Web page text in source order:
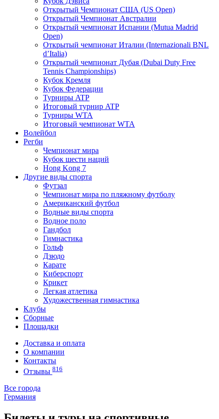
Открытый Чемпионат США (US Open)
Открытый Чемпионат Австралии
Открытый чемпионат Испании (Mutua Madrid
Open)
Открытый чемпионат Италии (Internazionali BNL
d’Italia)
Открытый чемпионат Дубая (Dubai Duty Free
Tennis Championships)
Кубок Кремля
Кубок Федерации
Турниры ATP
Итоговый турнир ATP
Турниры WTA
Итоговый чемпионат WTA
Волейбол
Регби
Чемпионат мира
Кубок шести наций
Hong Kong 7
Другие виды спорта
Футзал
Чемпионат мира по пляжному футболу
Американский футбол
Водные виды спорта
Водное поло
Гандбол
Гимнастика
Гольф
Дзюдо
Карате
Киберспорт
Крикет
Легкая атлетика
Художественная гимнастика
Клубы
Сборные
Площадки
Доставка и оплата
О компании
Контакты
Отзывы 816
Все города
Германия